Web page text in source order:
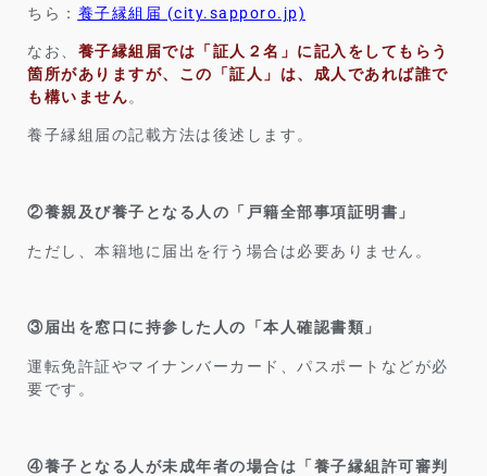
ちら： 養子縁組届 (city.sapporo.jp)
なお、 養子縁組届では「証人２名」に記入をしてもらう
箇所がありますが、この「証人」は、成人であれば誰で
も構いません。
養子縁組届の記載方法は後述します。
②養親及び養子となる人の「戸籍全部事項証明書」
ただし、本籍地に届出を行う場合は必要ありません。
③届出を窓口に持参した人の「本人確認書類」
運転免許証やマイナンバーカード、パスポートなどが必
要です。
④養子となる人が未成年者の場合は「養子縁組許可審判